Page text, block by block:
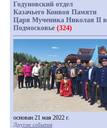
Годуновский отдел
Казачьего Конвоя Памяти
Царя Мученика Николая II в
Подмосковье (324)
основан 21 мая 2022 г.
Другие события